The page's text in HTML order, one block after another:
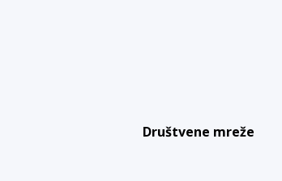
Društvene mreže